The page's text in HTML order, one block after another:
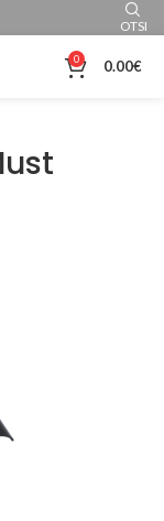
OTSI
0 0.00€